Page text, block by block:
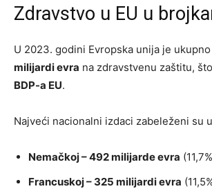
Zdravstvo u EU u
U 2023. godini Evropska unija je
milijardi evra na zdravstvenu zaštitu,
BDP-a EU.
Najveći nacionalni izdaci zabeleženi su
Nemačkoj – 492 milijarde evra
Francuskoj – 325 milijardi evra